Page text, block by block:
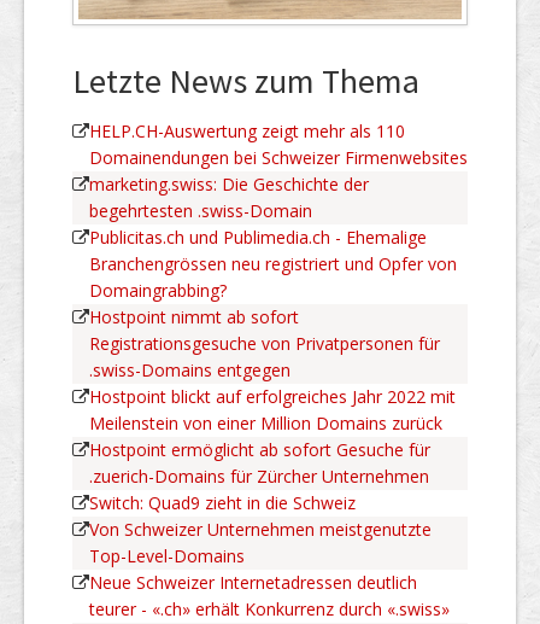
Letzte News zum Thema
HELP.CH-Auswertung zeigt mehr als 110
Domainendungen bei Schweizer Firmenwebsites
marketing.swiss: Die Geschichte der
begehrtesten .swiss-Domain
Publicitas.ch und Publimedia.ch - Ehemalige
Branchengrössen neu registriert und Opfer von
Domaingrabbing?
Hostpoint nimmt ab sofort
Registrationsgesuche von Privatpersonen für
.swiss-Domains entgegen
Hostpoint blickt auf erfolgreiches Jahr 2022 mit
Meilenstein von einer Million Domains zurück
Hostpoint ermöglicht ab sofort Gesuche für
.zuerich-Domains für Zürcher Unternehmen
Switch: Quad9 zieht in die Schweiz
Von Schweizer Unternehmen meistgenutzte
Top-Level-Domains
Neue Schweizer Internetadressen deutlich
teurer - «.ch» erhält Konkurrenz durch «.swiss»